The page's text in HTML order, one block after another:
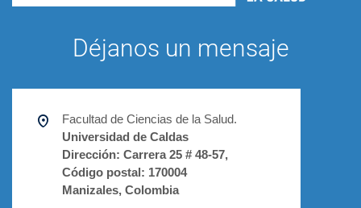
Déjanos un mensaje
Facultad de Ciencias de la Salud.
Universidad de Caldas
Dirección: Carrera 25 # 48-57,
Código postal: 170004
Manizales, Colombia